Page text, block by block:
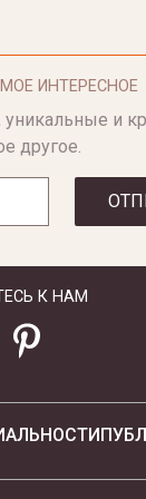
ИНТЕРЕСНОЕ
и
другое.
К НАМ